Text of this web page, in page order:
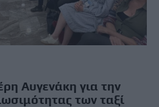
Αυγενάκη για την
των ταξί